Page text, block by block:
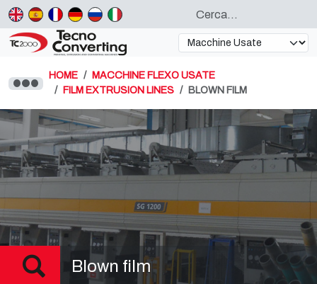
HOME
MACCHINE FLEXO USATE
FILM EXTRUSION LINES
BLOWN FILM
Blown film